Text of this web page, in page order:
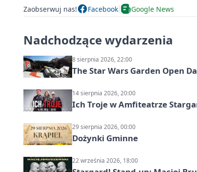
Zaobserwuj nas! Facebook Google News
Nadchodzące wydarzenia
8 sierpnia 2026, 22:00
The Star Wars Garden Open
14 sierpnia 2026, 20:00
Ich Troje w Amfiteatrze
29 sierpnia 2026, 00:00
Dożynki Gminne
22 września 2026, 18:00